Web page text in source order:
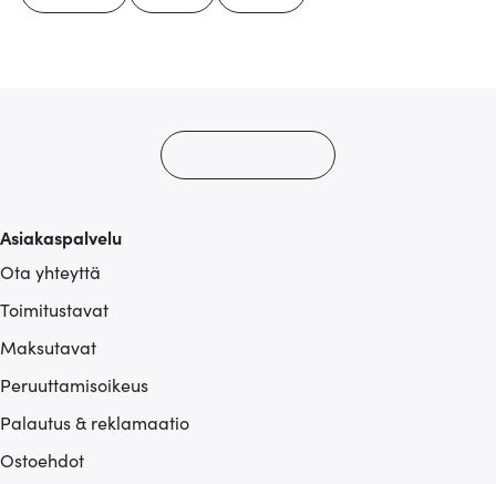
Asiakaspalvelu
Ota yhteyttä
Toimitustavat
Maksutavat
Peruuttamisoikeus
Palautus & reklamaatio
Ostoehdot